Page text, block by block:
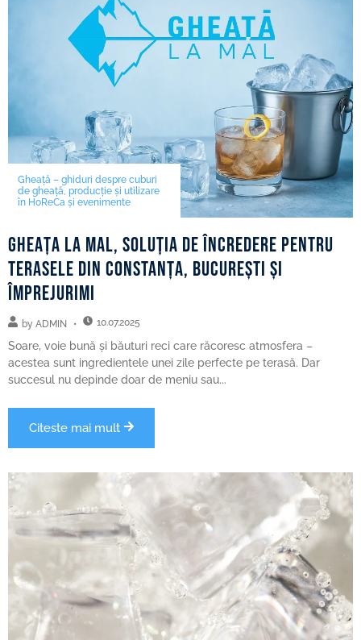
Gheață – ghiduri despre cuburi
de gheață, producție și utilizare
în HoReCa și evenimente
Gheața la mal, soluția de încredere pentru
terasele din Constanța, București și
împrejurimi
by ADMIN 10.07.2025
Soare, voie bună și băuturi reci care răcoresc atmosfera –
acestea sunt ingredientele unei zile perfecte pe terasă. Dar
succesul nu depinde doar de meniu sau...
Citeste mai mult